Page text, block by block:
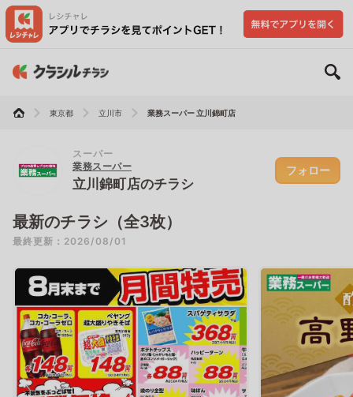
東京都 立川市 業務スーパー 立川錦町店
スーパー
業務スーパー
立川錦町店のチラシ
フォロー
最新のチラシ（全3枚）
最終更新：2026/08/01